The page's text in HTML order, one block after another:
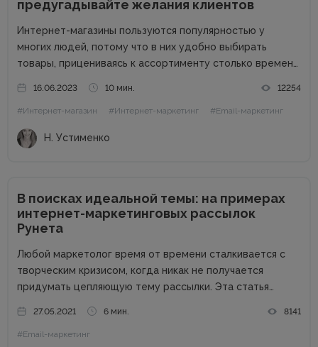
предугадывайте желания клиентов
Интернет-магазины пользуются популярностью у
многих людей, потому что в них удобно выбирать
товары, прицениваясь к ассортименту столько времени,
комфортной обстановке без назойливых консультантов.
Но в этом кроется и минус онлайн-торговли – нет
возможности...
16.06.2023 10 мин. 12254
#Интернет-магазин #Интернет-маркетинг #Email-маркетинг
Н. Устименко
В поисках идеальной темы: на примерах
интернет-маркетинговых рассылок
Рунета
Любой маркетолог время от времени сталкивается с
творческим кризисом, когда никак не получается
придумать цепляющую тему рассылки. Эта статья
темы ведущие бренды Рунета используют сегодня, а
также получите общие советы по...
27.05.2021 6 мин. 8141
#Email-маркетинг